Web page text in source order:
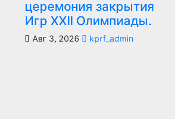
церемония закрытия
Игр XXII Олимпиады.
Авг 3, 2026 kprf_admin